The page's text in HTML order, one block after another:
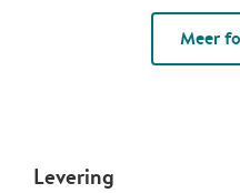
Meer
Levering